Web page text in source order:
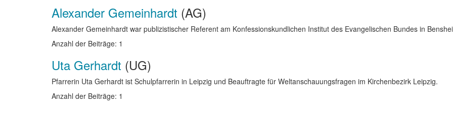
Alexander Gemeinhardt (AG)
Alexander Gemeinhardt war publizistischer Referent am Konfessionskundlichen Institut des Evangelischen Bundes in
Anzahl der Beiträge: 1
Uta Gerhardt (UG)
Pfarrerin Uta Gerhardt ist Schulpfarrerin in Leipzig und Beauftragte für Weltanschauungsfragen im Kirchenbezirk Leipzig.
Anzahl der Beiträge: 1